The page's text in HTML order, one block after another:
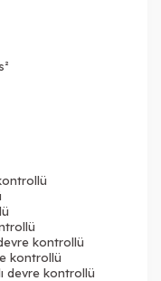
kontrollü
kontrollü
devre kontrollü